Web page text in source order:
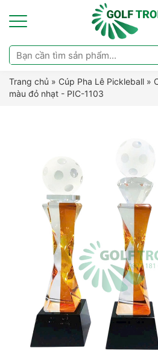
Trang chủ » Cúp Pha Lê Pickleball »
màu đỏ nhạt - PIC-1103